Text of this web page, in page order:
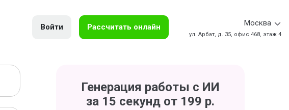
Войти Рассчитать онлайн Москва
ул. Арбат, д. 35, офис 468, этаж 4
Генерация работы с ИИ
за 15 секунд от 199 р.